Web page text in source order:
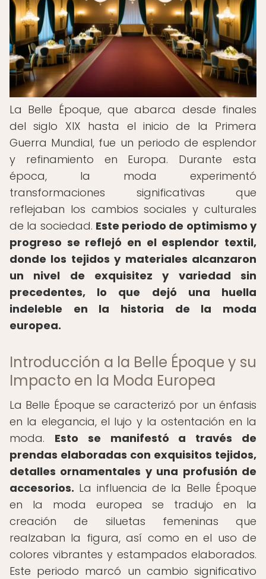
La Belle Époque, que abarca desde finales
del siglo XIX hasta el inicio de la Primera
Guerra Mundial, fue un periodo de esplendor
y refinamiento en Europa. Durante esta
época, la moda experimentó
transformaciones significativas que
reflejaban los cambios sociales y culturales
de la sociedad. Este periodo de optimismo y
progreso se reflejó en el esplendor textil,
donde los tejidos y materiales alcanzaron
un nivel de exquisitez y variedad sin
precedentes, lo que dejó una huella
indeleble en la historia de la moda
europea.
Introducción a la Belle Époque y su
Impacto en la Moda Europea
La Belle Époque se caracterizó por un énfasis
en la elegancia, el lujo y la ostentación en la
moda. Esto se manifestó a través de
prendas elaboradas con exquisitos tejidos,
detalles ornamentales y una profusión de
accesorios. La influencia de la Belle Époque
en la moda europea se tradujo en la
creación de siluetas femeninas que
realzaban la figura, así como en el uso de
colores vibrantes y estampados elaborados.
Este periodo marcó un cambio significativo